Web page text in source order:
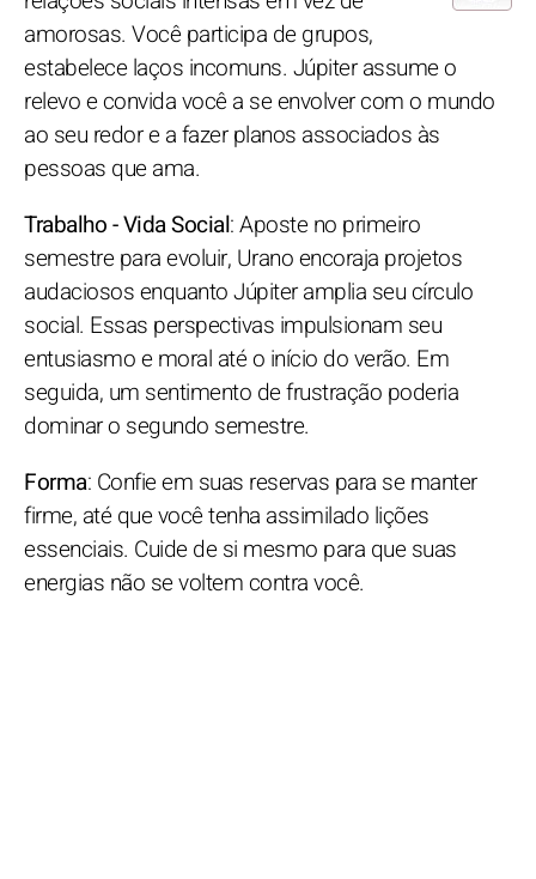
amorosas. Você participa de grupos,
estabelece laços incomuns. Júpiter assume o
relevo e convida você a se envolver com o mundo
ao seu redor e a fazer planos associados às
pessoas que ama.
Trabalho - Vida Social: Aposte no primeiro
semestre para evoluir, Urano encoraja projetos
audaciosos enquanto Júpiter amplia seu círculo
social. Essas perspectivas impulsionam seu
entusiasmo e moral até o início do verão. Em
seguida, um sentimento de frustração poderia
dominar o segundo semestre.
Forma: Confie em suas reservas para se manter
firme, até que você tenha assimilado lições
essenciais. Cuide de si mesmo para que suas
energias não se voltem contra você.